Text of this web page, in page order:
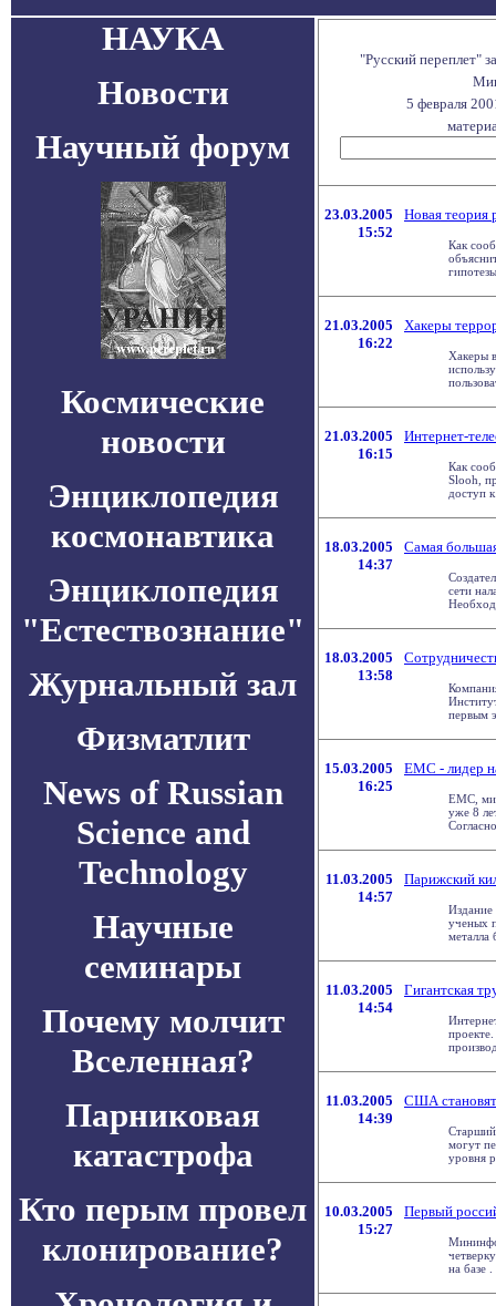
НАУКА
Новости
Научный форум
Космические
новости
Энциклопедия
космонавтика
Энциклопедия
"Естествознание"
Журнальный зал
Физматлит
News of Russian
Science and
Technology
Научные
семинары
Почему молчит
Вселенная?
Парниковая
катастрофа
Кто перым провел
клонирование?
"Русский переплет"
5 февраля
23.03.2005
15:52
Новая теория
Как
21.03.2005
16:22
Хакеры
Хакеры
21.03.2005
16:15
Интернет-
Как
Slooh,
доступ
18.03.2005
14:37
Самая
сети
18.03.2005
13:58
первым
15.03.2005
16:25
EMC - лидер
EMC,
уже 8
11.03.2005
14:57
Парижский
Издание
ученых
металла
11.03.2005
14:54
Гигантская
11.03.2005
14:39
США
Старший
могут
уровня
10.03.2005
15:27
Первый
на базе .